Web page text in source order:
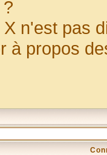
n'est pas
à propos